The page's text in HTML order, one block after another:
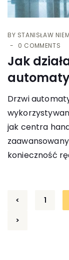
BY STANISŁAW
0 COMMENTS
Jak
Drzwi
jak centra
konieczność
wpisów
< 1
>